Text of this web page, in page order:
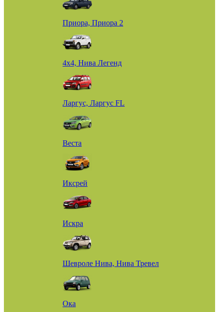
Приора, Приора 2
4х4, Нива Легенд
Ларгус, Ларгус FL
Веста
Иксрей
Искра
Шевроле Нива, Нива Тревел
Ока